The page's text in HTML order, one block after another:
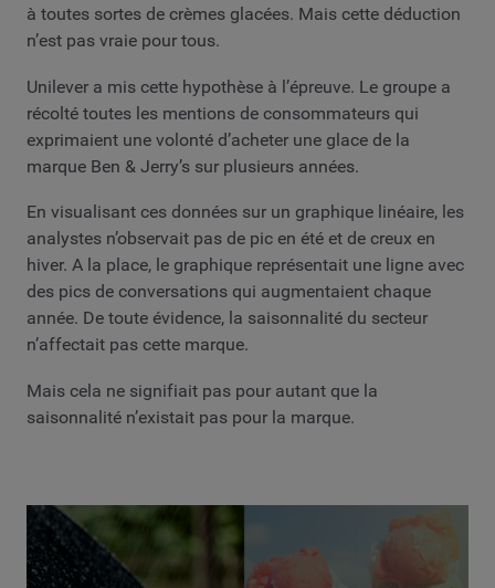
à toutes sortes de crèmes glacées. Mais cette déduction
n’est pas vraie pour tous.
Unilever a mis cette hypothèse à l’épreuve. Le groupe a
récolté toutes les mentions de consommateurs qui
exprimaient une volonté d’acheter une glace de la
marque Ben & Jerry’s sur plusieurs années.
En visualisant ces données sur un graphique linéaire, les
analystes n’observait pas de pic en été et de creux en
hiver. A la place, le graphique représentait une ligne avec
des pics de conversations qui augmentaient chaque
année. De toute évidence, la saisonnalité du secteur
n’affectait pas cette marque.
Mais cela ne signifiait pas pour autant que la
saisonnalité n’existait pas pour la marque.